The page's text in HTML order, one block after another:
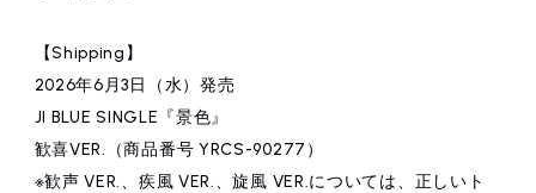
【Shipping】
2026年6月3日（水）発売
JI BLUE SINGLE『景色』
歓喜VER.（商品番号 YRCS-90277）
※歓声 VER.、疾風 VER.、旋風 VER.については、正しいト